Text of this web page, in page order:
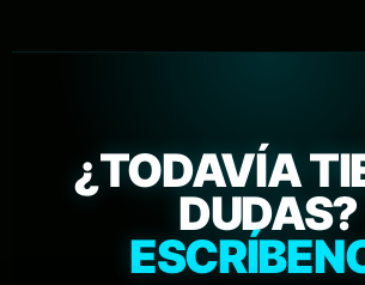
¿TODAVÍA
DUDAS?